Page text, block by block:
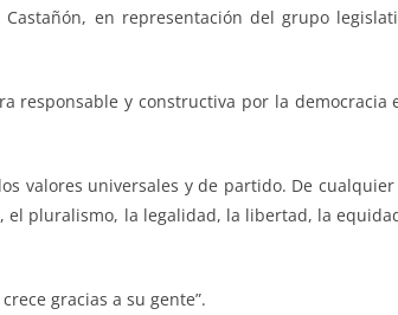
en representación del grupo
responsable y constructiva por la democracia
valores universales y de partido. De
el pluralismo, la legalidad, la libertad, la
gracias a su gente”.